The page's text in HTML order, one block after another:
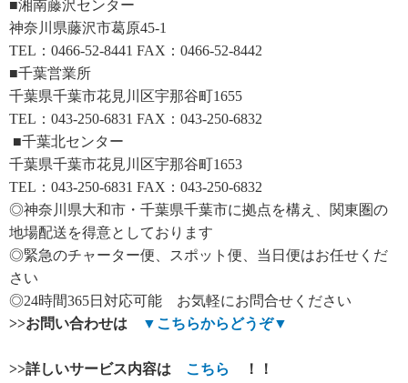
■湘南藤沢センター
神奈川県藤沢市葛原45-1
TEL：0466-52-8441 FAX：0466-52-8442
■千葉営業所
千葉県千葉市花見川区宇那谷町1655
TEL：043-250-6831 FAX：043-250-6832
■千葉北センター
千葉県千葉市花見川区宇那谷町1653
TEL：043-250-6831 FAX：043-250-6832
◎神奈川県大和市・千葉県千葉市に拠点を構え、関東圏の
地場配送を得意としております
◎緊急のチャーター便、スポット便、当日便はお任せくだ
さい
◎24時間365日対応可能 お気軽にお問合せください
>>お問い合わせは ▼ こちらからどうぞ▼
>>詳しいサービス内容は こちら
！！